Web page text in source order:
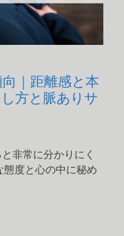
向｜距離感と本
方と脈ありサ
非常に分かりにく
度と心の中に秘め